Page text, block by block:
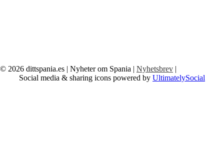
© 2026 dittspania.es | Nyheter om Spania | Nyhetsbrev |
Social media & sharing icons powered by UltimatelySocial